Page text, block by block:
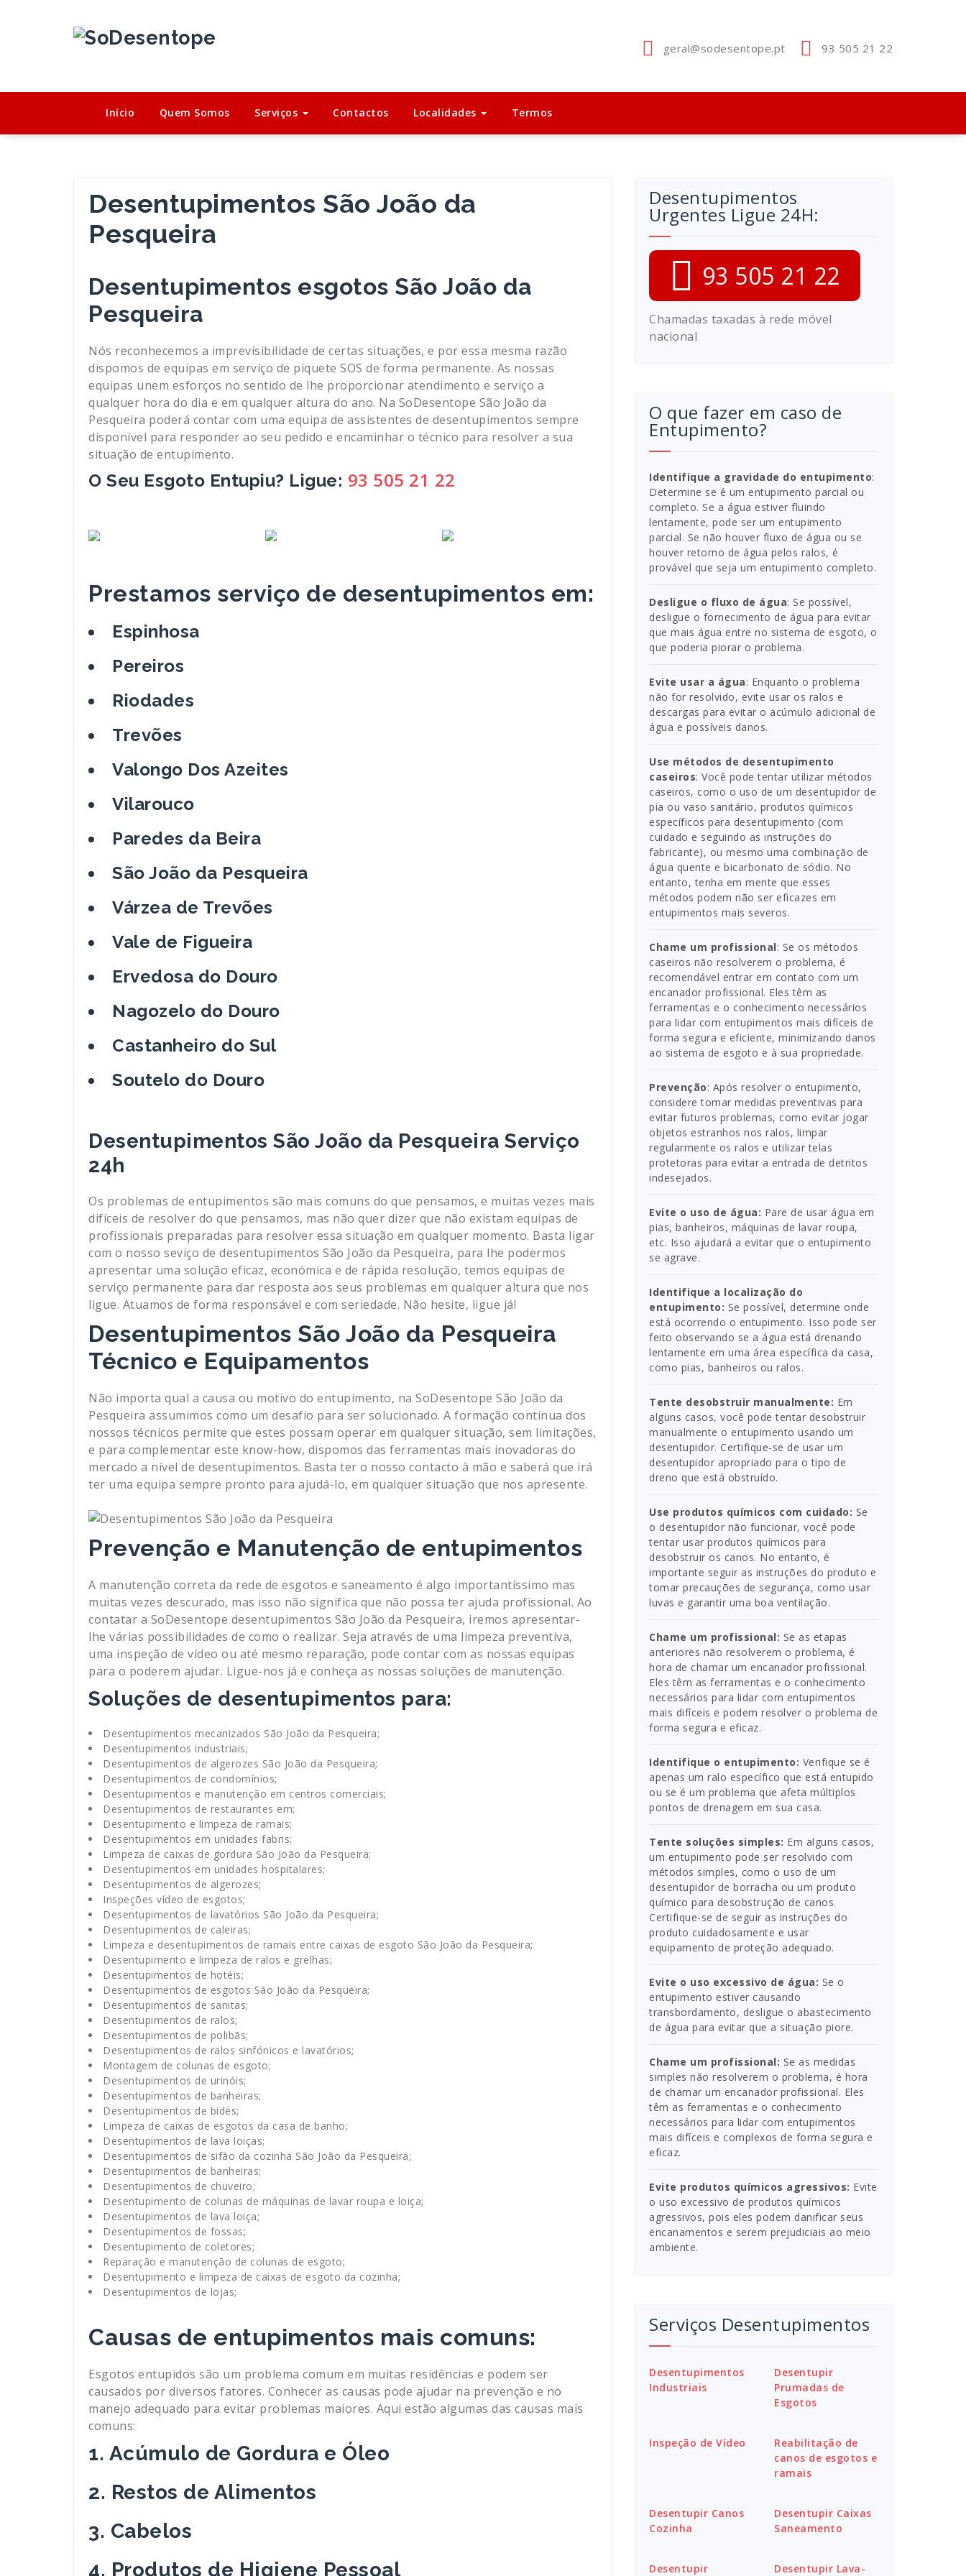
geral@sodesentope.pt 93 505 21 22
Início Quem Somos Serviços Contactos Localidades Termos
Desentupimentos São João da
Pesqueira
Desentupimentos esgotos São João da
Pesqueira
Nós reconhecemos a imprevisibilidade de certas situações, e por essa mesma razão
dispomos de equipas em serviço de piquete SOS de forma permanente. As nossas
equipas unem esforços no sentido de lhe proporcionar atendimento e serviço a
qualquer hora do dia e em qualquer altura do ano. Na SoDesentope São João da
Pesqueira poderá contar com uma equipa de assistentes de desentupimentos sempre
disponível para responder ao seu pedido e encaminhar o técnico para resolver a sua
situação de entupimento.
O Seu Esgoto Entupiu? Ligue: 93 505 21 22
Prestamos serviço de desentupimentos em:
Espinhosa
Pereiros
Riodades
Trevões
Valongo Dos Azeites
Vilarouco
Paredes da Beira
São João da Pesqueira
Várzea de Trevões
Vale de Figueira
Ervedosa do Douro
Nagozelo do Douro
Castanheiro do Sul
Soutelo do Douro
Desentupimentos São João da Pesqueira Serviço
24h
Os problemas de entupimentos são mais comuns do que pensamos, e muitas vezes mais
difíceis de resolver do que pensamos, mas não quer dizer que não existam equipas de
profissionais preparadas para resolver essa situação em qualquer momento. Basta ligar
com o nosso seviço de desentupimentos São João da Pesqueira, para lhe podermos
apresentar uma solução eficaz, económica e de rápida resolução, temos equipas de
serviço permanente para dar resposta aos seus problemas em qualquer altura que nos
ligue. Atuamos de forma responsável e com seriedade. Não hesite, ligue já!
Desentupimentos São João da Pesqueira
Técnico e Equipamentos
Não importa qual a causa ou motivo do entupimento, na SoDesentope São João da
Pesqueira assumimos como um desafio para ser solucionado. A formação contínua dos
nossos técnicos permite que estes possam operar em qualquer situação, sem limitações,
e para complementar este know-how, dispomos das ferramentas mais inovadoras do
mercado a nível de desentupimentos. Basta ter o nosso contacto à mão e saberá que irá
ter uma equipa sempre pronto para ajudá-lo, em qualquer situação que nos apresente.
Prevenção e Manutenção de entupimentos
A manutenção correta da rede de esgotos e saneamento é algo importantíssimo mas
muitas vezes descurado, mas isso não significa que não possa ter ajuda profissional. Ao
contatar a SoDesentope desentupimentos São João da Pesqueira, iremos apresentar-
lhe várias possibilidades de como o realizar. Seja através de uma limpeza preventiva,
uma inspeção de vídeo ou até mesmo reparação, pode contar com as nossas equipas
para o poderem ajudar. Ligue-nos já e conheça as nossas soluções de manutenção.
Soluções de desentupimentos para:
Desentupimentos mecanizados São João da Pesqueira;
Desentupimentos industriais;
Desentupimentos de algerozes São João da Pesqueira;
Desentupimentos de condomínios;
Desentupimentos e manutenção em centros comerciais;
Desentupimentos de restaurantes em;
Desentupimento e limpeza de ramais;
Desentupimentos em unidades fabris;
Limpeza de caixas de gordura São João da Pesqueira;
Desentupimentos em unidades hospitalares;
Desentupimentos de algerozes;
Inspeções vídeo de esgotos;
Desentupimentos de lavatórios São João da Pesqueira;
Desentupimentos de caleiras;
Limpeza e desentupimentos de ramais entre caixas de esgoto São João da Pesqueira;
Desentupimento e limpeza de ralos e grelhas;
Desentupimentos de hotéis;
Desentupimentos de esgotos São João da Pesqueira;
Desentupimentos de sanitas;
Desentupimentos de ralos;
Desentupimentos de polibãs;
Desentupimentos de ralos sinfónicos e lavatórios;
Montagem de colunas de esgoto;
Desentupimentos de urinóis;
Desentupimentos de banheiras;
Desentupimentos de bidés;
Limpeza de caixas de esgotos da casa de banho;
Desentupimentos de lava loiças;
Desentupimentos de sifão da cozinha São João da Pesqueira;
Desentupimentos de banheiras;
Desentupimentos de chuveiro;
Desentupimento de colunas de máquinas de lavar roupa e loiça;
Desentupimentos de lava loiça;
Desentupimentos de fossas;
Desentupimento de coletores;
Reparação e manutenção de colunas de esgoto;
Desentupimento e limpeza de caixas de esgoto da cozinha;
Desentupimentos de lojas;
Causas de entupimentos mais comuns:
Esgotos entupidos são um problema comum em muitas residências e podem ser
causados por diversos fatores. Conhecer as causas pode ajudar na prevenção e no
manejo adequado para evitar problemas maiores. Aqui estão algumas das causas mais
comuns:
1. Acúmulo de Gordura e Óleo
2. Restos de Alimentos
3. Cabelos
4. Produtos de Higiene Pessoal
Desentupimentos
Urgentes Ligue 24H:
93 505 21 22
Chamadas taxadas à rede móvel
nacional
O que fazer em caso de
Entupimento?
Identifique a gravidade do entupimento:
Determine se é um entupimento parcial ou
completo. Se a água estiver fluindo
lentamente, pode ser um entupimento
parcial. Se não houver fluxo de água ou se
houver retorno de água pelos ralos, é
provável que seja um entupimento completo.
Desligue o fluxo de água: Se possível,
desligue o fornecimento de água para evitar
que mais água entre no sistema de esgoto, o
que poderia piorar o problema.
Evite usar a água: Enquanto o problema
não for resolvido, evite usar os ralos e
descargas para evitar o acúmulo adicional de
água e possíveis danos.
Use métodos de desentupimento
caseiros: Você pode tentar utilizar métodos
caseiros, como o uso de um desentupidor de
pia ou vaso sanitário, produtos químicos
específicos para desentupimento (com
cuidado e seguindo as instruções do
fabricante), ou mesmo uma combinação de
água quente e bicarbonato de sódio. No
entanto, tenha em mente que esses
métodos podem não ser eficazes em
entupimentos mais severos.
Chame um profissional: Se os métodos
caseiros não resolverem o problema, é
recomendável entrar em contato com um
encanador profissional. Eles têm as
ferramentas e o conhecimento necessários
para lidar com entupimentos mais difíceis de
forma segura e eficiente, minimizando danos
ao sistema de esgoto e à sua propriedade.
Prevenção: Após resolver o entupimento,
considere tomar medidas preventivas para
evitar futuros problemas, como evitar jogar
objetos estranhos nos ralos, limpar
regularmente os ralos e utilizar telas
protetoras para evitar a entrada de detritos
indesejados.
Evite o uso de água: Pare de usar água em
pias, banheiros, máquinas de lavar roupa,
etc. Isso ajudará a evitar que o entupimento
se agrave.
Identifique a localização do
entupimento: Se possível, determine onde
está ocorrendo o entupimento. Isso pode ser
feito observando se a água está drenando
lentamente em uma área específica da casa,
como pias, banheiros ou ralos.
Tente desobstruir manualmente: Em
alguns casos, você pode tentar desobstruir
manualmente o entupimento usando um
desentupidor. Certifique-se de usar um
desentupidor apropriado para o tipo de
dreno que está obstruído.
Use produtos químicos com cuidado: Se
o desentupidor não funcionar, você pode
tentar usar produtos químicos para
desobstruir os canos. No entanto, é
importante seguir as instruções do produto e
tomar precauções de segurança, como usar
luvas e garantir uma boa ventilação.
Chame um profissional: Se as etapas
anteriores não resolverem o problema, é
hora de chamar um encanador profissional.
Eles têm as ferramentas e o conhecimento
necessários para lidar com entupimentos
mais difíceis e podem resolver o problema de
forma segura e eficaz.
Identifique o entupimento: Verifique se é
apenas um ralo específico que está entupido
ou se é um problema que afeta múltiplos
pontos de drenagem em sua casa.
Tente soluções simples: Em alguns casos,
um entupimento pode ser resolvido com
métodos simples, como o uso de um
desentupidor de borracha ou um produto
químico para desobstrução de canos.
Certifique-se de seguir as instruções do
produto cuidadosamente e usar
equipamento de proteção adequado.
Evite o uso excessivo de água: Se o
entupimento estiver causando
transbordamento, desligue o abastecimento
de água para evitar que a situação piore.
Chame um profissional: Se as medidas
simples não resolverem o problema, é hora
de chamar um encanador profissional. Eles
têm as ferramentas e o conhecimento
necessários para lidar com entupimentos
mais difíceis e complexos de forma segura e
eficaz.
Evite produtos químicos agressivos: Evite
o uso excessivo de produtos químicos
agressivos, pois eles podem danificar seus
encanamentos e serem prejudiciais ao meio
ambiente.
Serviços Desentupimentos
Desentupimentos
Industriais
Desentupir
Prumadas de
Esgotos
Inspeção de Vídeo
Reabilitação de
canos de esgotos e
ramais
Desentupir Canos
Cozinha
Desentupir Caixas
Saneamento
Desentupir Desentupir Lava-